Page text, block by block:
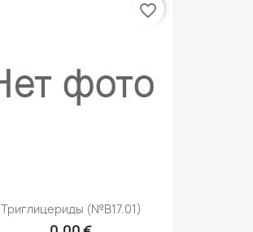
Триглицериды (№В17.01)
favorite_border